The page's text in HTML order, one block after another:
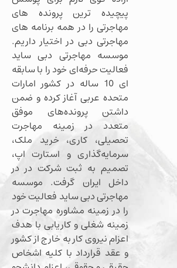
پیچیده ترین پرونده های
مهاجرتی را در همه برنامه های
مهاجرتی دبی در اختیار داریم.
موسسه مهاجرتی دبی ساید
فعالیت حرفه‌ای خود را با سابقه
ای 10 ساله در کشور امارات
متحده عربی آغاز کرده و ضمن
داشتن پرونده‌های موفق
متعدد در زمینه مهاجرت
تحصیلی، کاری، خرید ملک،
سرمایه‌گذاری و استارت اپ،
تصمیم به ثبت شرکت در در
داخل ایران گرفت. موسسه
مهاجرتی دبی ساید فعالیت خود
را در زمینه مشاوره مهاجرت در
زمینه شغلی و کاریابی با هدف
اعزام نیروی کار به خارج از کشور
و عقد قرارداد با کلیه اشخاص